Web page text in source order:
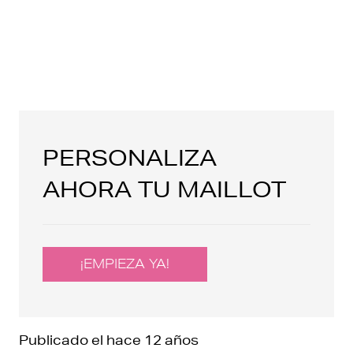
PERSONALIZA
AHORA TU MAILLOT
¡EMPIEZA YA!
Publicado el hace 12 años